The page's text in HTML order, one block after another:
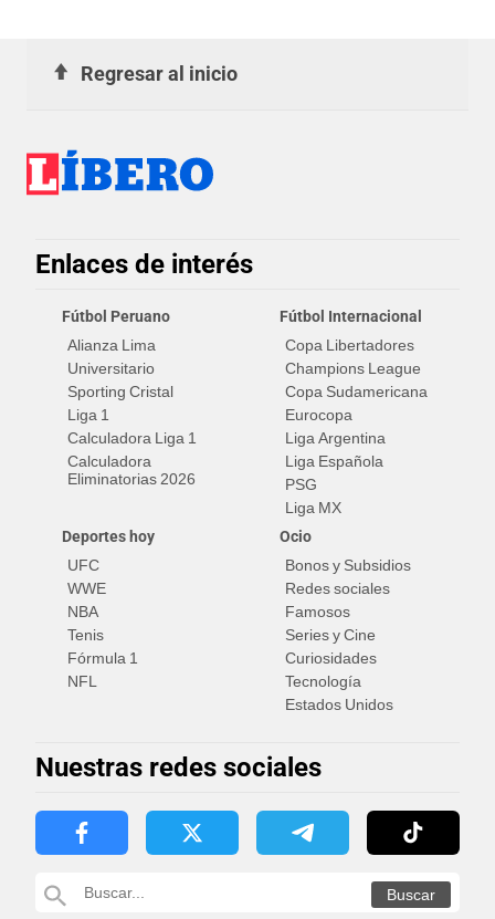
Regresar al inicio
Enlaces de interés
Fútbol Peruano
Alianza Lima
Universitario
Sporting Cristal
Liga 1
Calculadora Liga 1
Calculadora
Eliminatorias 2026
Fútbol Internacional
Copa Libertadores
Champions League
Copa Sudamericana
Eurocopa
Liga Argentina
Liga Española
PSG
Liga MX
Deportes hoy
UFC
WWE
NBA
Tenis
Fórmula 1
NFL
Ocio
Bonos y Subsidios
Redes sociales
Famosos
Series y Cine
Curiosidades
Tecnología
Estados Unidos
Nuestras redes sociales